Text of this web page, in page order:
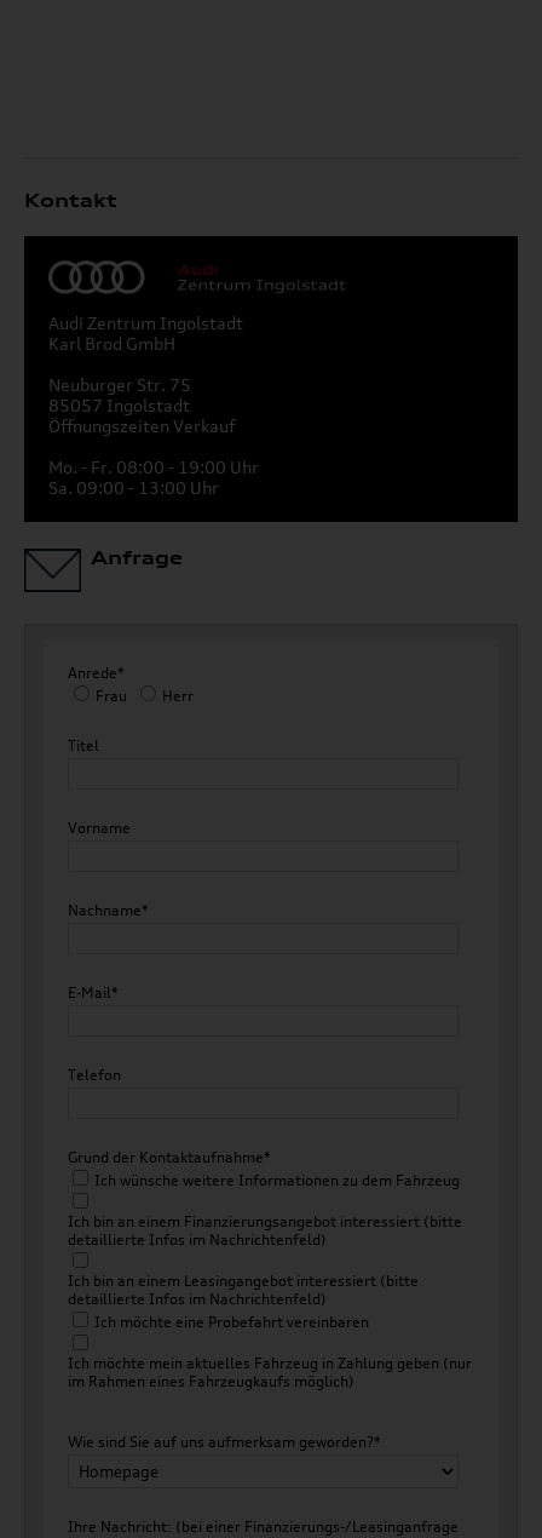
Kontakt
Audi Zentrum Ingolstadt
Karl Brod GmbH
Neuburger Str. 75
85057 Ingolstadt
Öffnungszeiten Verkauf
Mo. - Fr. 08:00 - 19:00 Uhr
Sa. 09:00 - 13:00 Uhr
Anfrage
Anrede*
Frau
Herr
Titel
Vorname
Nachname*
E-Mail*
Telefon
Grund der Kontaktaufnahme*
Ich wünsche weitere Informationen zu dem Fahrzeug
Ich bin an einem Finanzierungsangebot interessiert (bitte
detaillierte Infos im Nachrichtenfeld)
Ich bin an einem Leasingangebot interessiert (bitte
detaillierte Infos im Nachrichtenfeld)
Ich möchte eine Probefahrt vereinbaren
Ich möchte mein aktuelles Fahrzeug in Zahlung geben (nur
im Rahmen eines Fahrzeugkaufs möglich)
Wie sind Sie auf uns aufmerksam geworden?*
Ihre Nachricht: (bei einer Finanzierungs-/Leasinganfrage